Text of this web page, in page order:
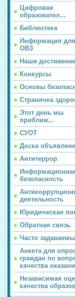
Цифровая
образовател...
Библиотека
Информация
ОВЗ
Наши
Конкурсы
Основы
Страничка
Этот день мы
приближ...
СУОТ
Доска
Антитеррор
безопасность
деятельность
Юридическая
Обратная связь
Часто
Анкета для
граждан по
качества
Независимая
качества